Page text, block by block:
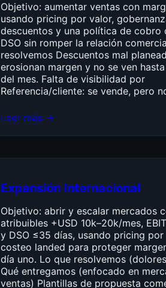
Objetivo: aumentar ventas con
usando pricing por valor,
descuentos y una política de cobro
DSO sin romper la relación
resolvemos Descuentos mal
erosionan margen y no se ven
del mes. Falta de visibilidad por
Referencia/cliente: se vende, pero
Leer más →
Expansión Internacional
Objetivo: abrir y escalar mercados
atribuibles +USD 10k–20k/mes,
y DSO ≤35 días, usando pricing
costeo landed para proteger
día uno. Lo que resolvemos
Qué entregamos (enfocado en
ventas) Plantillas de propuesta